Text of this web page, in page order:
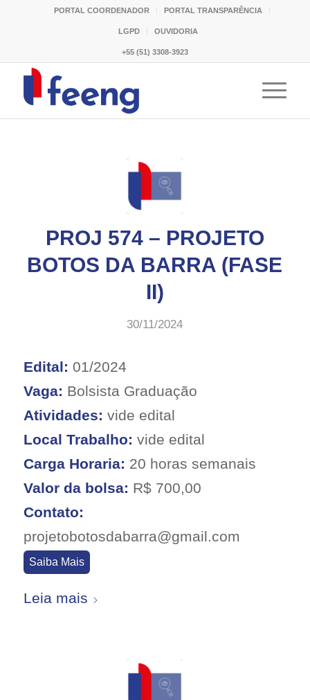
PORTAL COORDENADOR PORTAL TRANSPARÊNCIA
LGPD OUVIDORIA
+55 (51) 3308-3923
PROJ 574 – PROJETO
BOTOS DA BARRA (FASE
II)
30/11/2024
Edital: 01/2024
Vaga: Bolsista Graduação
Atividades: vide edital
Local Trabalho: vide edital
Carga Horaria: 20 horas semanais
Valor da bolsa: R$ 700,00
Contato:
projetobotosdabarra@gmail.com
Saiba Mais
Leia mais